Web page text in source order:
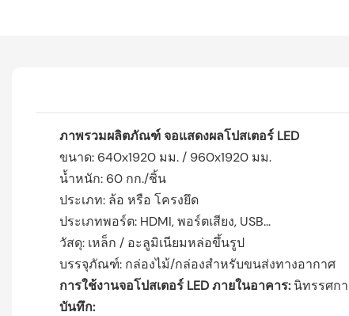
ภาพรวมผลิตภัณฑ์จอแสดงผลโปสเตอร์ LED
ขนาด: 640x1920 มม. / 960x1920 มม.
น้ำหนัก: 60 กก./ชิ้น
ประเภท: ล้อ หรือ โครงยึด
ประเภทพอร์ต: HDMI, พอร์ตเสียง, USB...
วัสดุ: เหล็ก / อะลูมิเนียมหล่อขึ้นรูป
บรรจุภัณฑ์: กล่องไม้/กล่องสำหรับขนส่งทางอากาศ
การใช้งานจอโปสเตอร์ LED ภายในอาคาร: นิทรรศก
บันทึก: